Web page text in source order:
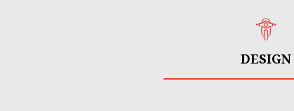
DESIGN